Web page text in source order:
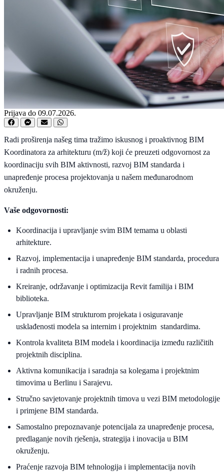
Prijava do 09.07.2026.
Radi proširenja našeg tima tražimo iskusnog i proaktivnog BIM
Koordinatora za arhitekturu (m/ž) koji će preuzeti odgovornost za
koordinaciju svih BIM aktivnosti, razvoj BIM standarda i
unapređenje procesa projektovanja u našem međunarodnom
okruženju.
Vaše odgovornosti:
Koordinacija i upravljanje svim BIM temama u oblasti
arhitekture.
Razvoj, implementacija i unapređenje BIM standarda, procedura
i radnih procesa.
Kreiranje, održavanje i optimizacija Revit familija i BIM
biblioteka.
Upravljanje BIM strukturom projekata i osiguravanje
usklađenosti modela sa internim i projektnim standardima.
Kontrola kvaliteta BIM modela i koordinacija između različitih
projektnih disciplina.
Aktivna komunikacija i saradnja sa kolegama i projektnim
timovima u Berlinu i Sarajevu.
Stručno savjetovanje projektnih timova u vezi BIM metodologije
i primjene BIM standarda.
Samostalno prepoznavanje potencijala za unapređenje procesa,
predlaganje novih rješenja, strategija i inovacija u BIM
okruženju.
Praćenje razvoja BIM tehnologija i implementacija novih